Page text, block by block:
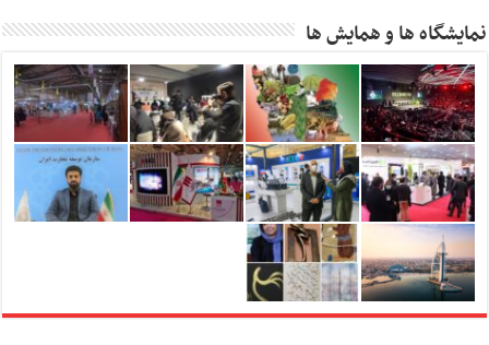
نمایشگاه ها و همایش ها